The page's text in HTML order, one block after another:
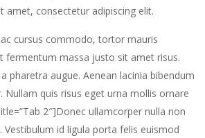
amet, consectetur adipiscing elit.
cursus commodo, tortor mauris
fermentum massa justo sit amet risus.
pharetra augue. Aenean lacinia bibendum
Nullam quis risus eget urna mollis ornare
2″]Donec ullamcorper nulla non
id ligula porta felis euismod